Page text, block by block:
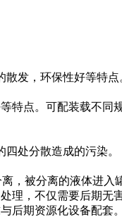
发，环保性好等特点
特点。可配装载不同
处分散造成的污染。
，被分离的液体进入
理，不仅需要后期无
后期资源化设备配套。